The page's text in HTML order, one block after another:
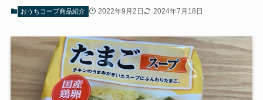
おうちコープ商品紹介 2022年9月2日 2024年7月18日